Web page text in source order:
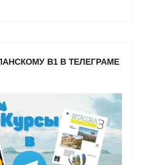
В1 В ТЕЛЕГРАМЕ